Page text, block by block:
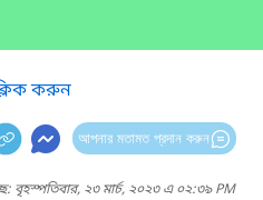
করুন
আপনার মতামত প্রদান করুন
বৃহস্পতিবার, ২৩ মার্চ, ২০২৩ এ ০২:৩৯ PM